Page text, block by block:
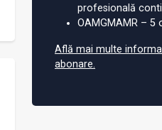
profesională
OAMGMAMR – 5
Află mai multe
abonare.